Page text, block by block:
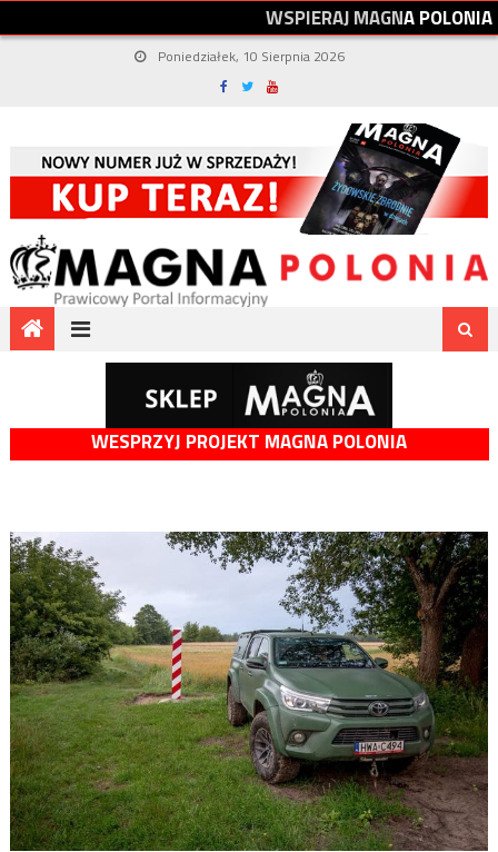
WSPIERAJMAGNAPOLONIA
Poniedziałek, 10 Sierpnia 2026
WESPRZYJ PROJEKT MAGNA POLONIA